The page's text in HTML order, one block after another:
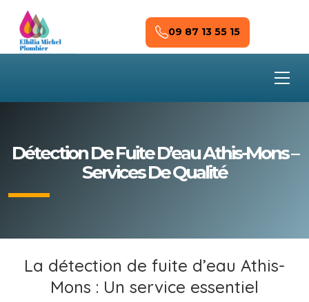
Skip to main content
09 87 13 55 15
Détection De Fuite D’eau Athis-Mons –
Services De Qualité
La détection de fuite d’eau Athis-
Mons : Un service essentiel